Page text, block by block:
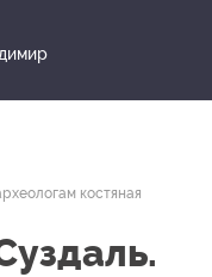
костяная